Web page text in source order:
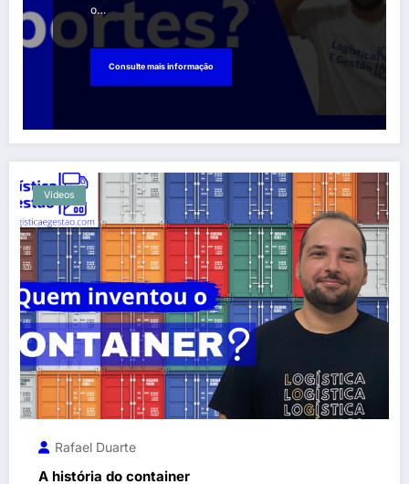
o…
Consulte mais informação
Vídeos
Rafael Duarte
A história do container